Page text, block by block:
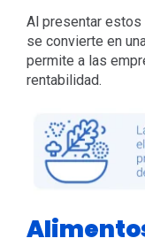
Al presentar estos
se convierte en
permite a las
rentabilidad.